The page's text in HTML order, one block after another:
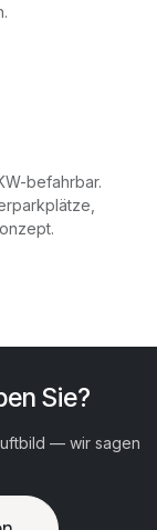
befahrbar.
Sie?
— wir sagen